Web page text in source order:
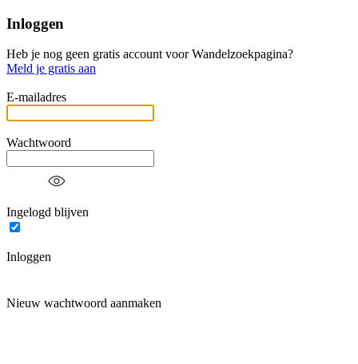
Inloggen
Heb je nog geen gratis account voor Wandelzoekpagina?
Meld je gratis aan
E-mailadres
Wachtwoord
Ingelogd blijven
Inloggen
Nieuw wachtwoord aanmaken